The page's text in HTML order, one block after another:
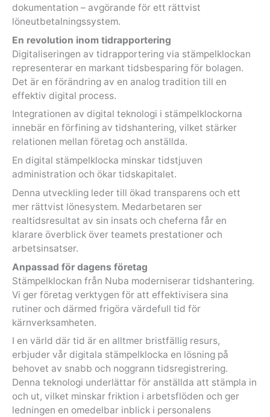
dokumentation – avgörande för ett rättvist
löneutbetalningssystem.
En revolution inom tidrapportering
Digitaliseringen av tidrapportering via stämpelklockan
representerar en markant tidsbesparing för bolagen.
Det är en förändring av en analog tradition till en
effektiv digital process.
Integrationen av digital teknologi i stämpelklockorna
innebär en förfining av tidshantering, vilket stärker
relationen mellan företag och anställda.
En digital stämpelklocka minskar tidstjuven
administration och ökar tidskapitalet.
Denna utveckling leder till ökad transparens och ett
mer rättvist lönesystem. Medarbetaren ser
realtidsresultat av sin insats och cheferna får en
klarare överblick över teamets prestationer och
arbetsinsatser.
Anpassad för dagens företag
Stämpelklockan från Nuba moderniserar tidshantering.
Vi ger företag verktygen för att effektivisera sina
rutiner och därmed frigöra värdefull tid för
kärnverksamheten.
I en värld där tid är en alltmer bristfällig resurs,
erbjuder vår digitala stämpelklocka en lösning på
behovet av snabb och noggrann tidsregistrering.
Denna teknologi underlättar för anställda att stämpla in
och ut, vilket minskar friktion i arbetsflöden och ger
ledningen en omedelbar inblick i personalens